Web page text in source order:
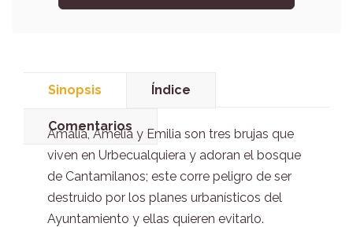
Sinopsis Índice
Comentarios
Amalia, Amelia y Emilia son tres brujas que
viven en Urbecualquiera y adoran el bosque
de Cantamilanos; este corre peligro de ser
destruido por los planes urbanísticos del
Ayuntamiento y ellas quieren evitarlo.